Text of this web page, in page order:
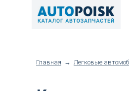
Главная Легковые
→